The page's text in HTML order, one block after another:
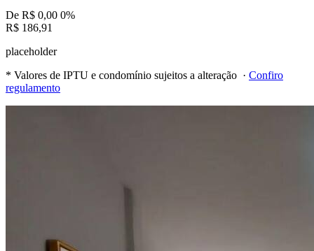
De R$ 0,00 0%
R$ 186,91
placeholder
* Valores de IPTU e condomínio sujeitos a alteração · Confiro
regulamento